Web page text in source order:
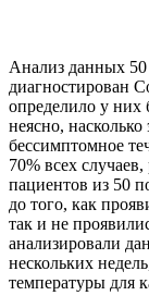
Анализ данных
диагностирован
определило у них
неясно,
бессимптомное
70% всех
пациентов из 50
до того, как
так и не
анализировали
нескольких
температуры для